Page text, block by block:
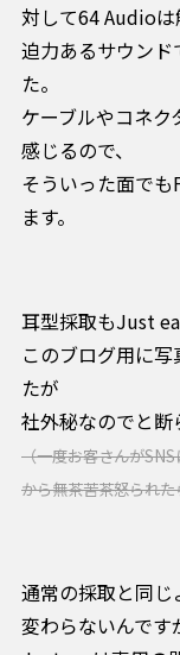
対して64 Audio
迫力あるサウン
た。
ケーブルやコネ
感じるので、
そういった面で
ます。
耳型採取もJust
このブログ用に
たが
社外秘なのでと断
（一度お客さんが
から無茶苦茶怒られ
通常の採取と同
変わらないんです